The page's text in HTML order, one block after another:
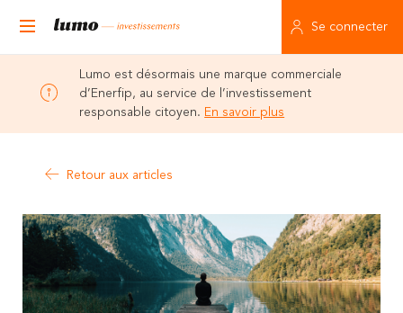
Se connecter
Lumo est désormais une marque commerciale
d’Enerfip, au service de l’investissement
responsable citoyen. En savoir plus
Retour aux articles